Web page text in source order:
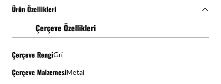
Ürün Özellikleri
Çerçeve Özellikleri
Çerçeve RengiGri
Çerçeve MalzemesiMetal